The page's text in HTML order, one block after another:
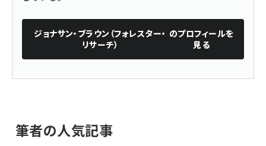
ジョナサン・ブラウン（フォレスター・
リサーチ）
のプロフィールを
見る
筆者の人気記事